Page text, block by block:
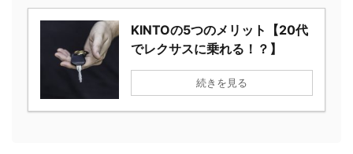
KINTOの5つのメリット【20代
でレクサスに乗れる！？】
続きを見る